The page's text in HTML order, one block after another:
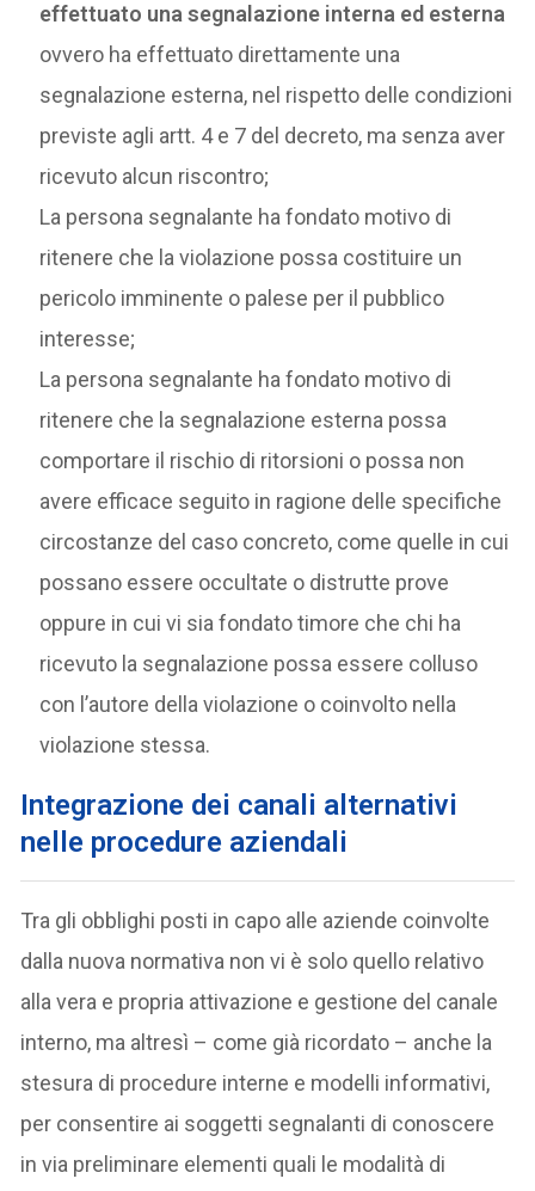
effettuato una segnalazione interna ed esterna
ovvero ha effettuato direttamente una
segnalazione esterna, nel rispetto delle condizioni
previste agli artt. 4 e 7 del decreto, ma senza aver
ricevuto alcun riscontro;
La persona segnalante ha fondato motivo di
ritenere che la violazione possa costituire un
pericolo imminente o palese per il pubblico
interesse;
La persona segnalante ha fondato motivo di
ritenere che la segnalazione esterna possa
comportare il rischio di ritorsioni o possa non
avere efficace seguito in ragione delle specifiche
circostanze del caso concreto, come quelle in cui
possano essere occultate o distrutte prove
oppure in cui vi sia fondato timore che chi ha
ricevuto la segnalazione possa essere colluso
con l’autore della violazione o coinvolto nella
violazione stessa.
Integrazione dei canali alternativi
nelle procedure aziendali
Tra gli obblighi posti in capo alle aziende coinvolte
dalla nuova normativa non vi è solo quello relativo
alla vera e propria attivazione e gestione del canale
interno, ma altresì – come già ricordato – anche la
stesura di procedure interne e modelli informativi,
per consentire ai soggetti segnalanti di conoscere
in via preliminare elementi quali le modalità di